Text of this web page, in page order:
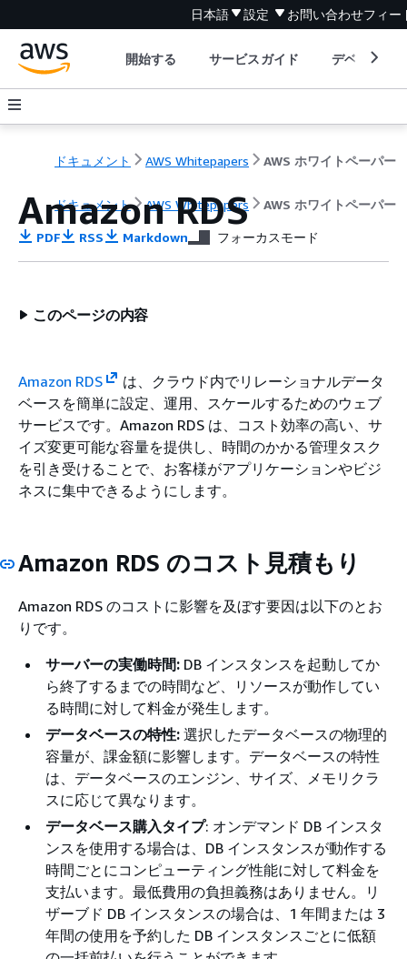
日本語 設定 お問い合わせフィー
開始する サービスガイド デベロッパ
ドキュメント AWS Whitepapers AWS ホワイトペーパー
ドキュメント AWS Whitepapers AWS ホワイトペーパー
Amazon RDS
PDF RSS Markdown フォーカスモード
このページの内容
Amazon RDS
は、クラウド内でリレーショナルデータ
ベースを簡単に設定、運用、スケールするためのウェブ
サービスです。Amazon RDS は、コスト効率の高い、サ
イズ変更可能な容量を提供し、時間のかかる管理タスク
を引き受けることで、お客様がアプリケーションやビジ
ネスに集中できるようにします。
Amazon RDS のコスト見積もり
Amazon RDS のコストに影響を及ぼす要因は以下のとお
りです。
サーバーの実働時間: DB インスタンスを起動してか
ら終了するまでの時間など、リソースが動作してい
る時間に対して料金が発生します。
データベースの特性: 選択したデータベースの物理的
容量が、課金額に影響します。データベースの特性
は、データベースのエンジン、サイズ、メモリクラ
スに応じて異なります。
データベース購入タイプ: オンデマンド DB インスタ
ンスを使用する場合は、DB インスタンスが動作する
時間ごとにコンピューティング性能に対して料金を
支払います。最低費用の負担義務はありません。リ
ザーブド DB インスタンスの場合は、1 年間または 3
年間の使用を予約した DB インスタンスごとに低額